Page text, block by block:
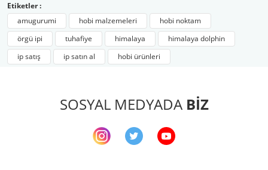
Etiketler :
amugurumi
hobi malzemeleri
hobi noktam
örgü ipi
tuhafiye himalaya
himalaya dolphin
ip satış
ip satın al hobi ürünleri
SOSYAL MEDYADA BİZ